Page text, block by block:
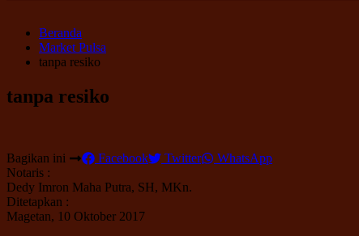
Beranda
Market Pulsa
tanpa resiko
tanpa resiko
Bagikan ini Facebook Twitter WhatsApp
Notaris :
Dedy Imron Maha Putra, SH, MKn.
Ditetapkan :
Magetan, 10 Oktober 2017